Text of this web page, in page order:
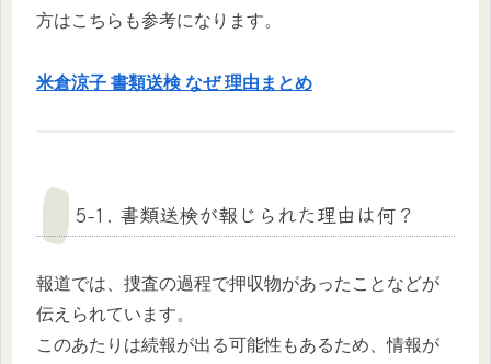
方はこちらも参考になります。
米倉涼子 書類送検 なぜ 理由まとめ
5-1. 書類送検が報じられた理由は何？
報道では、捜査の過程で押収物があったことなどが
伝えられています。
このあたりは続報が出る可能性もあるため、情報が